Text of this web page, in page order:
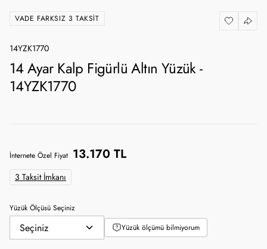
VADE FARKSIZ 3 TAKSIT
14YZK1770
14 Ayar Kalp Figürlü Altın Yüzük -
14YZK1770
İnternete Özel Fiyat 13.170 TL
3 Taksit İmkanı
Yüzük Ölçüsü Seçiniz
Yüzük ölçümü bilmiyorum